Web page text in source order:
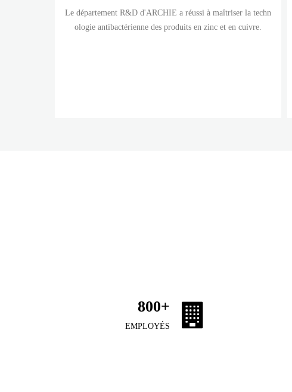
Le département R&D d'ARCHIE a réussi à maîtriser la techn
ologie antibactérienne des produits en zinc et en cuivre.
800+
EMPLOYÉS